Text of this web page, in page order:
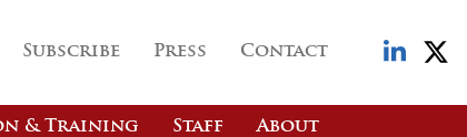
Subscribe Press Contact
& Training Staff About